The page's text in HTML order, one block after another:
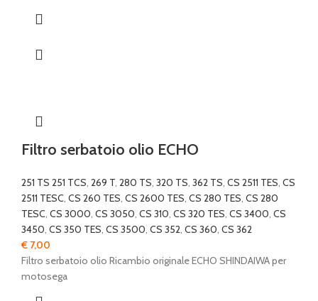
Filtro serbatoio olio ECHO
251 TS 251 TCS, 269 T, 280 TS, 320 TS, 362 TS, CS 2511 TES, CS
2511 TESC, CS 260 TES, CS 2600 TES, CS 280 TES, CS 280
TESC, CS 3000, CS 3050, CS 310, CS 320 TES, CS 3400, CS
3450, CS 350 TES, CS 3500, CS 352, CS 360, CS 362
€ 7,00
Filtro serbatoio olio Ricambio originale ECHO SHINDAIWA per
motosega